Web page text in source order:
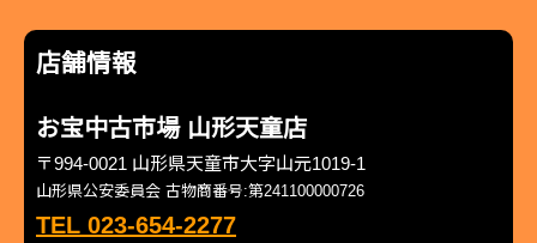
店舗情報
お宝中古市場 山形天童店
〒994-0021 山形県天童市大字山元1019-1
山形県公安委員会 古物商番号:第241100000726
TEL 023-654-2277